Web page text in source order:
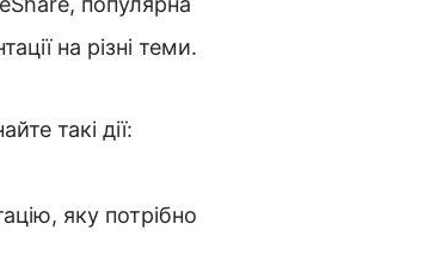
на різні теми.
такі дії:
яку потрібно